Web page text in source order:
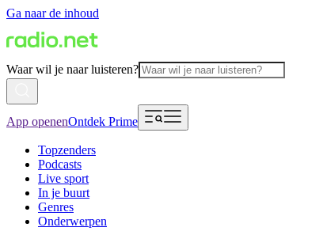
Ga naar de inhoud
Waar wil je naar luisteren?
App openenOntdek Prime
Topzenders
Podcasts
Live sport
In je buurt
Genres
Onderwerpen